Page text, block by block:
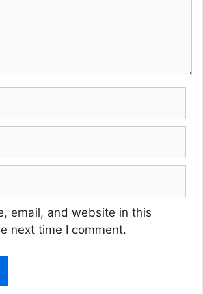
email, and website in this
next time I comment.